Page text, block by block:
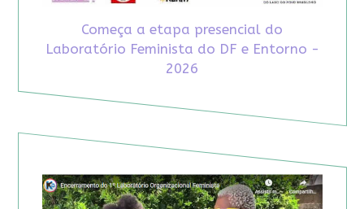
Começa a etapa presencial do
Laboratório Feminista do DF e Entorno -
2026